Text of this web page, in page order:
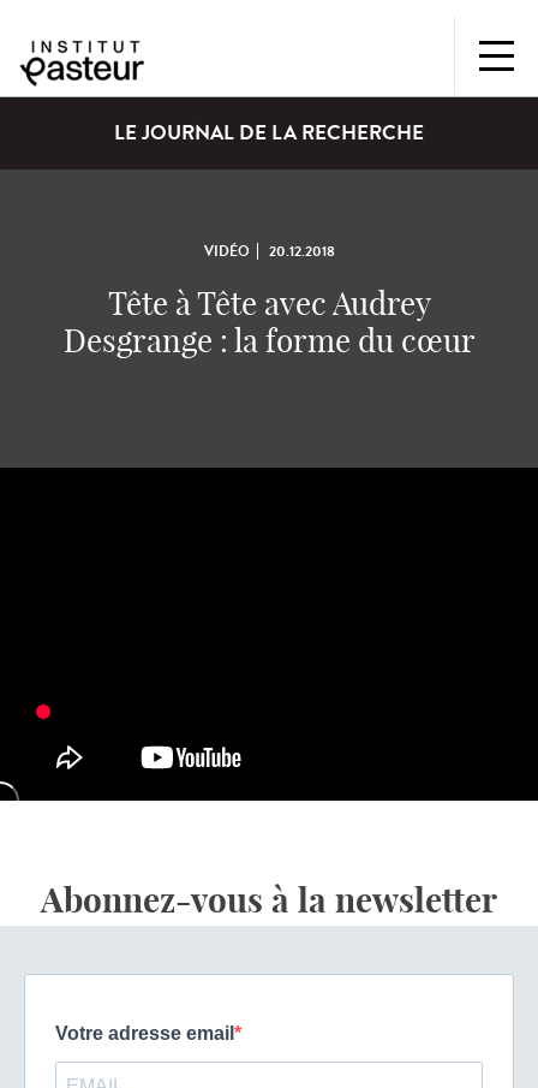
LE JOURNAL DE LA RECHERCHE
VIDÉO 20.12.2018
Tête à Tête avec Audrey
Desgrange : la forme du cœur
Abonnez-vous à la newsletter